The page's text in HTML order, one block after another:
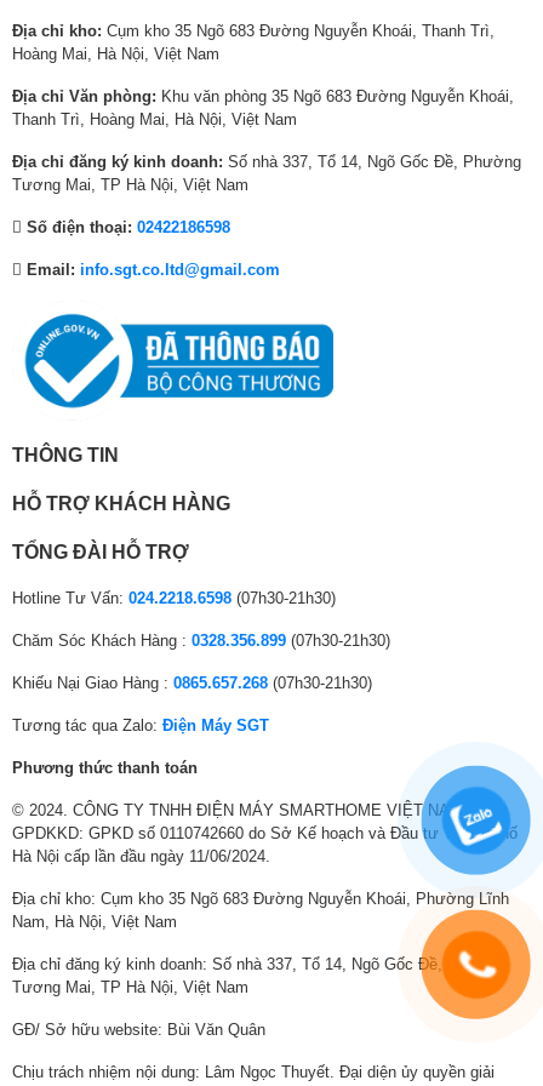
Dải màu sắc siêu rộng, chân thực được tái
hiện chuẩn xác nhờ hệ thống đèn nền Mini
Pure Spectrum Color – tái hiện 1 tỷ sắc màu
thuần khiết
Mini LED đảm bảo màu sắc luôn chuẩn xác ở cấp độ điểm ảnh nhờ dải
xác trên toàn màn hình, duy trì độ sâu và sự cân bằng tự nhiên tuyệt đối
mà không gây hiện tượng rực màu quá mức.
động chuẩn 4K
Bộ xử lý Mini LED 4K
Bộ xử lý Mini LED 4K ứng dụng công nghệ xử lý độc quyền của
Samsung, mang đến khả năng tái hiện chi tiết tinh xảo hơn, nâng cấp nội
dung với độ chính xác cao để đạt độ rõ nét 4K sống động, đồng thời tối
ưu âm thanh phù hợp với môi trường xem của bạn.
Vùng sáng rực rỡ cùng sắc đen sâu thẳm
chuẩn điện ảnh
Công nghệ Mini LED HDR
Đắm chìm vào chiều sâu rực rỡ và những chi tiết sắc nét đến từng phân
cảnh. Với công nghệ Mini LED HDR, độ tương phản được nâng cấp để
làm nổi bật những sắc đen sâu thẳm và những vùng sáng rực rỡ cùng
0
0
.
1
5
,
0
0
0
.
8
.
7
4
0
0
₫
.,
0
Địa chỉ kho: Cụm kho 35 Ngõ 683 Đường Nguyễn Khoái, Thanh Trì,
Hoàng Mai, Hà Nội, Việt Nam
Địa chỉ Văn phòng: Khu văn phòng 35 Ngõ 683 Đường Nguyễn Khoái,
Thanh Trì, Hoàng Mai, Hà Nội, Việt Nam
Địa chỉ đăng ký kinh doanh: Số nhà 337, Tổ 14, Ngõ Gốc Đề, Phường
Tương Mai, TP Hà Nội, Việt Nam
Số điện thoại: 02422186598
Email: info.sgt.co.ltd@gmail.com
THÔNG TIN
HỖ TRỢ KHÁCH HÀNG
TỔNG ĐÀI HỖ TRỢ
Hotline Tư Vấn: 024.2218.6598 (07h30-21h30)
Chăm Sóc Khách Hàng : 0328.356.899 (07h30-21h30)
Khiếu Nại Giao Hàng : 0865.657.268 (07h30-21h30)
Tương tác qua Zalo: Điện Máy SGT
Phương thức thanh toán
© 2024. CÔNG TY TNHH ĐIỆN MÁY SMARTHOME VIỆT NAM.
GPDKKD: GPKD số 0110742660 do Sở Kế hoạch và Đầu tư Thành phố
Hà Nội cấp lần đầu ngày 11/06/2024.
Địa chỉ kho: Cụm kho 35 Ngõ 683 Đường Nguyễn Khoái, Phường Lĩnh
Nam, Hà Nội, Việt Nam
Địa chỉ đăng ký kinh doanh: Số nhà 337, Tổ 14, Ngõ Gốc Đề, Phường
Tương Mai, TP Hà Nội, Việt Nam
GĐ/ Sở hữu website: Bùi Văn Quân
Chịu trách nhiệm nội dung: Lâm Ngọc Thuyết. Đại diện ủy quyền giải